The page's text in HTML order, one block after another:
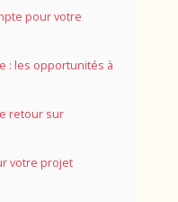
pour votre
: les opportunités à
retour sur
votre projet